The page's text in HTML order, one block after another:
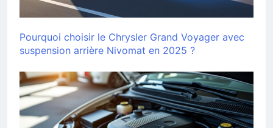
Pourquoi choisir le Chrysler Grand Voyager avec
suspension arrière Nivomat en 2025 ?